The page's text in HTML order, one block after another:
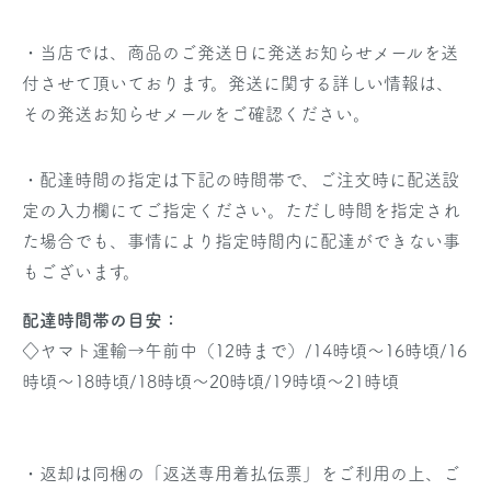
・当店では、商品のご発送日に発送お知らせメールを送
付させて頂いております。発送に関する詳しい情報は、
その発送お知らせメールをご確認ください。
・配達時間の指定は下記の時間帯で、ご注文時に配送設
定の入力欄にてご指定ください。ただし時間を指定され
た場合でも、事情により指定時間内に配達ができない事
もございます。
配達時間帯の目安：
◇ヤマト運輸→午前中（12時まで）/14時頃～16時頃/16
時頃～18時頃/18時頃～20時頃/19時頃～21時頃
・返却は同梱の「返送専用着払伝票」をご利用の上、ご